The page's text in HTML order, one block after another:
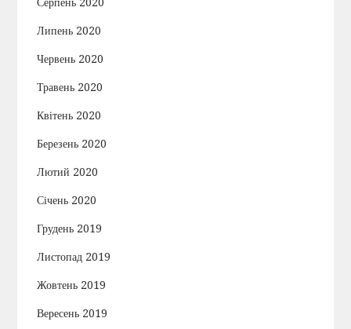
Липень 2020
Червень 2020
Травень 2020
Квітень 2020
Березень 2020
Лютий 2020
Січень 2020
Грудень 2019
Листопад 2019
Жовтень 2019
Вересень 2019